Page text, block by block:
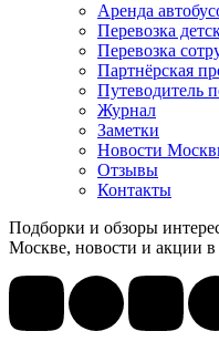
Аренда
Перевозка
Перевозка
Партнёрская
Путеводитель
Журнал
Заметки
Новости
Отзывы
Контакты
Подборки и обзоры
Москве, новости и акции